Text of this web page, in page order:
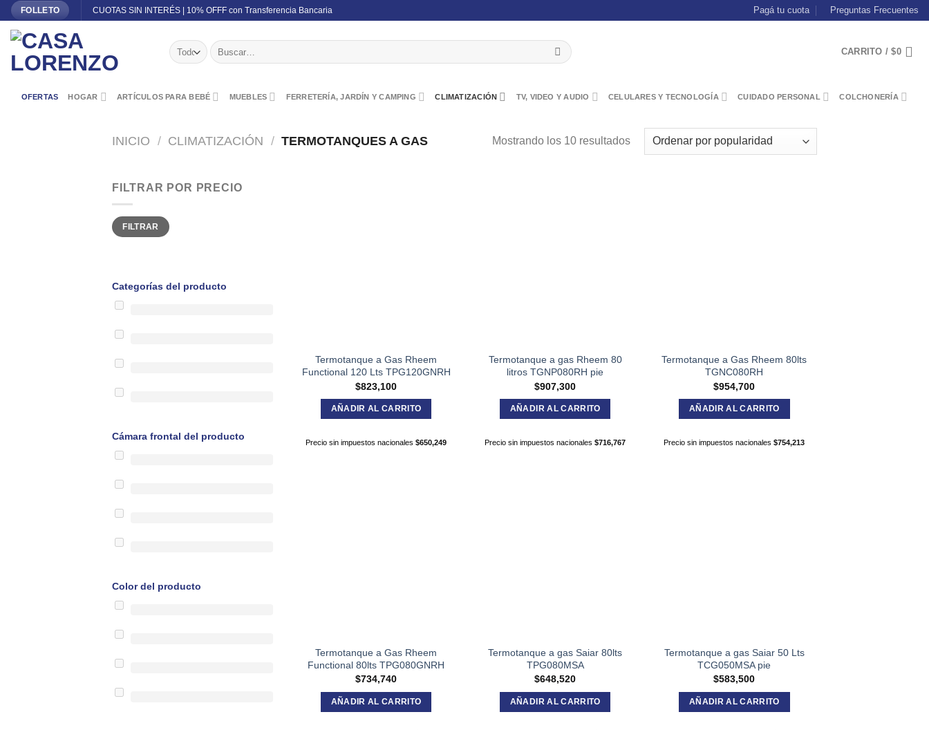
Skip
content
FOLLETO CUOTAS SIN INTERÉS | 10% OFFF con Transferencia Bancaria Pagá tu cuota Preguntas Frecuentes
Buscar
por:
CARRITO /$0
OFERTAS HOGAR ARTÍCULOS PARA BEBÉ MUEBLES FERRETERÍA, JARDÍN Y CAMPING CLIMATIZACIÓN TV, VIDEO Y AUDIO CELULARES Y TECNOLOGÍA CUIDADO PERSONAL COLCHONERÍA
INICIO / CLIMATIZACIÓN / TERMOTANQUES A GAS Mostrando los 10 resultados
FILTRAR POR PRECIO
Precio
mínimo
Precio
máximo
FILTRAR
Categorías del producto
Cámara frontal del producto
Color del producto
Termotanque a Gas Rheem
Functional 120 Lts TPG120GNRH
$823,100
AÑADIR AL CARRITO
Precio sin impuestos nacionales$650,249
Termotanque a gas Rheem 80
litros TGNP080RH pie
$907,300
AÑADIR AL CARRITO
Precio sin impuestos nacionales$716,767
Termotanque a Gas Rheem 80lts
TGNC080RH
$954,700
AÑADIR AL CARRITO
Precio sin impuestos nacionales$754,213
Termotanque a Gas Rheem
Functional 80lts TPG080GNRH
$734,740
AÑADIR AL CARRITO
Termotanque a gas Saiar 80lts
TPG080MSA
$648,520
AÑADIR AL CARRITO
Termotanque a gas Saiar 50 Lts
TCG050MSA pie
$583,500
AÑADIR AL CARRITO